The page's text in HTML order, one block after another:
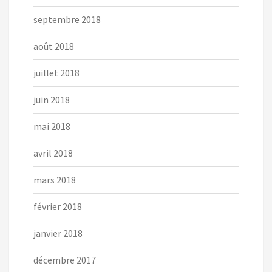
septembre 2018
août 2018
juillet 2018
juin 2018
mai 2018
avril 2018
mars 2018
février 2018
janvier 2018
décembre 2017